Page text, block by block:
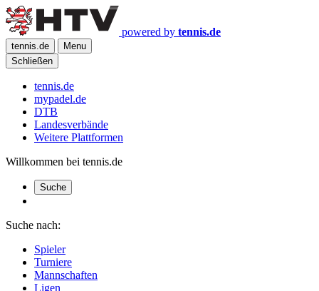
powered by tennis.de
tennis.de
Menu
Schließen
tennis.de
mypadel.de
DTB
Landesverbände
Weitere Plattformen
Willkommen bei tennis.de
Suche
Suche nach:
Spieler
Turniere
Mannschaften
Ligen